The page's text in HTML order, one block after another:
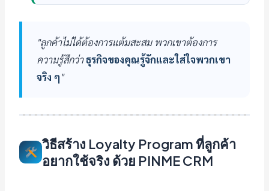
"ลูกค้าไม่ได้ต้องการแต้มสะสม พวกเขาต้องการ
ความรู้สึกว่าธุรกิจของคุณรู้จักและใส่ใจพวกเขา
จริง ๆ"
วิธีสร้าง Loyalty Program ที่ลูกค้า
อยากใช้จริง ด้วย PINME CRM